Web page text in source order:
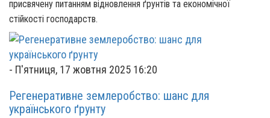
присвячену питанням відновлення ґрунтів та економічної
стійкості господарств.
- П'ятниця, 17 жовтня 2025 16:20
Регенеративне землеробство: шанс для
українського ґрунту